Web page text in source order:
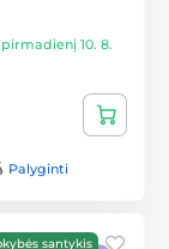
pirmadienį 10. 8.
Palyginti
santykis